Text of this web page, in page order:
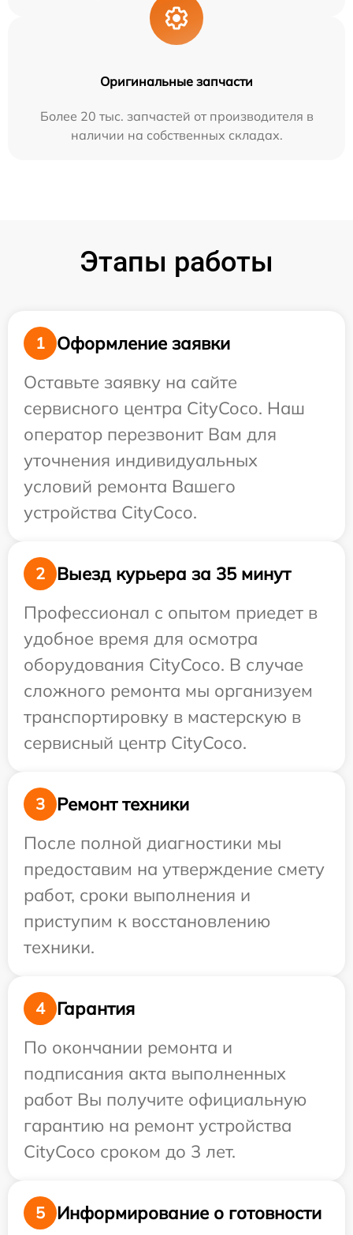
Оригинальные запчасти
Более 20 тыс. запчастей от производителя в
наличии на собственных складах.
Этапы работы
1
Оформление заявки
Оставьте заявку на сайте
сервисного центра CityCoco. Наш
оператор перезвонит Вам для
уточнения индивидуальных
условий ремонта Вашего
устройства CityCoco.
2
Выезд курьера за 35 минут
Профессионал с опытом приедет в
удобное время для осмотра
оборудования CityCoco. В случае
сложного ремонта мы организуем
транспортировку в мастерскую в
сервисный центр CityCoco.
3
Ремонт техники
После полной диагностики мы
предоставим на утверждение смету
работ, сроки выполнения и
приступим к восстановлению
техники.
4
Гарантия
По окончании ремонта и
подписания акта выполненных
работ Вы получите официальную
гарантию на ремонт устройства
CityCoco сроком до 3 лет.
5 Информирование о готовности